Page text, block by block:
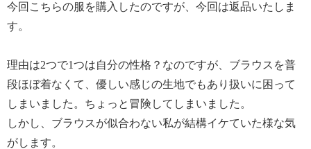
今回こちらの服を購入したのですが、今回は返品いたしま
す。
理由は2つで1つは自分の性格？なのですが、ブラウスを普
段ほぼ着なくて、優しい感じの生地でもあり扱いに困って
しまいました。ちょっと冒険してしまいました。
しかし、ブラウスが似合わない私が結構イケていた様な気
がします。